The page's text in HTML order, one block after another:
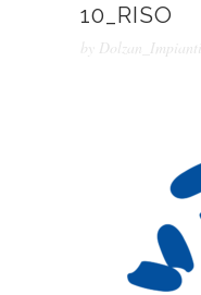
10_RISO
by Dolzan_Impianti